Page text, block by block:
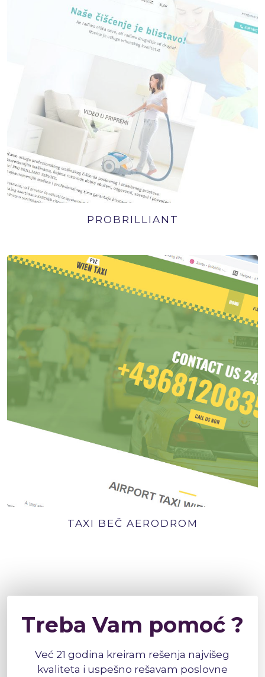
PROBRILLIANT
TAXI BEČ AERODROM
Treba Vam pomoć ?
Već 21 godina kreiram rešenja najvišeg
kvaliteta i uspešno rešavam poslovne